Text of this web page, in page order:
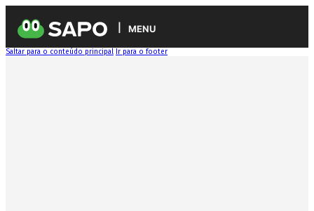
MENU
Saltar para o conteúdo principal Ir para o footer